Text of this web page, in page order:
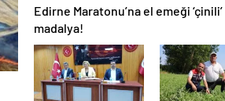
Edirne Maratonu’na el emeği ‘çinili’
madalya!